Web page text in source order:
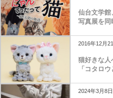
仙台文学館
写真展を同
2016年12月
猫好きな人
「コタロウ
2024年3月8日